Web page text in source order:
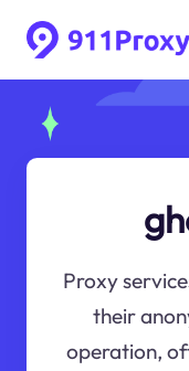
Proxy
their
operation,